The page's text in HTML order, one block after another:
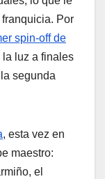
Por
spin-off de
luz a finales
segunda
, esta vez en
maestro:
el